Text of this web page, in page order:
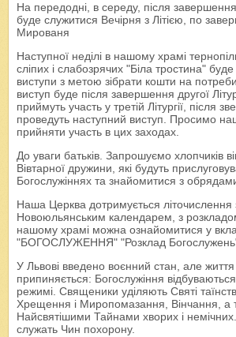
На передодні, в середу, після завершення
буде служитися Вечірня з Літією, по
Мированя
Наступної неділі в нашому храмі
сліпих і слабозрячих "Біла тростина"
виступи з метою зібрати кошти на
виступ буде після завершення другої
приймуть участь у третій Літургії, після
проведуть наступний виступ. Просимо
прийняти участь в цих заходах.
До уваги батьків. Запрошуємо хлопчиків
Вівтарної дружини, які будуть
Богослужіннях та знайомитися з
Наша Церква дотримується літочислення
Новоюльянським календарем, з
нашому храмі можна ознайомитися у
"БОГОСЛУЖЕННЯ" "Розклад
У Львові введено воєнний стан, але
припиняється: Богослужіння
режимі. Священики уділяють Святі
Хрещення і Миропомазання, Вінчання, а
Найсвятішими Тайнами хворих і
служать Чин похорону.